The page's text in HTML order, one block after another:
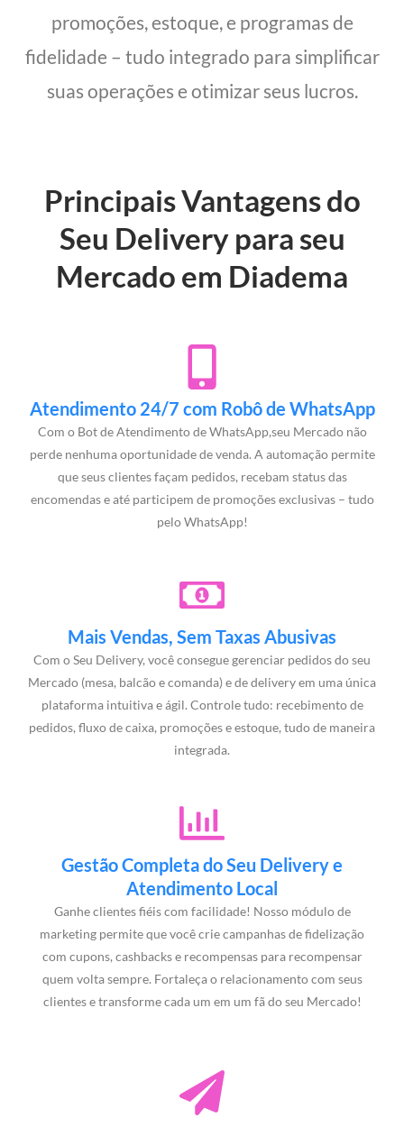
promoções, estoque, e programas de
fidelidade – tudo integrado para simplificar
suas operações e otimizar seus lucros.
Principais Vantagens do
Seu Delivery para seu
Mercado em Diadema
Atendimento 24/7 com Robô de WhatsApp
Com o Bot de Atendimento de WhatsApp,seu Mercado não
perde nenhuma oportunidade de venda. A automação permite
que seus clientes façam pedidos, recebam status das
encomendas e até participem de promoções exclusivas – tudo
pelo WhatsApp!
Mais Vendas, Sem Taxas Abusivas
Com o Seu Delivery, você consegue gerenciar pedidos do seu
Mercado (mesa, balcão e comanda) e de delivery em uma única
plataforma intuitiva e ágil. Controle tudo: recebimento de
pedidos, fluxo de caixa, promoções e estoque, tudo de maneira
integrada.
Gestão Completa do Seu Delivery e
Atendimento Local
Ganhe clientes fiéis com facilidade! Nosso módulo de
marketing permite que você crie campanhas de fidelização
com cupons, cashbacks e recompensas para recompensar
quem volta sempre. Fortaleça o relacionamento com seus
clientes e transforme cada um em um fã do seu Mercado!